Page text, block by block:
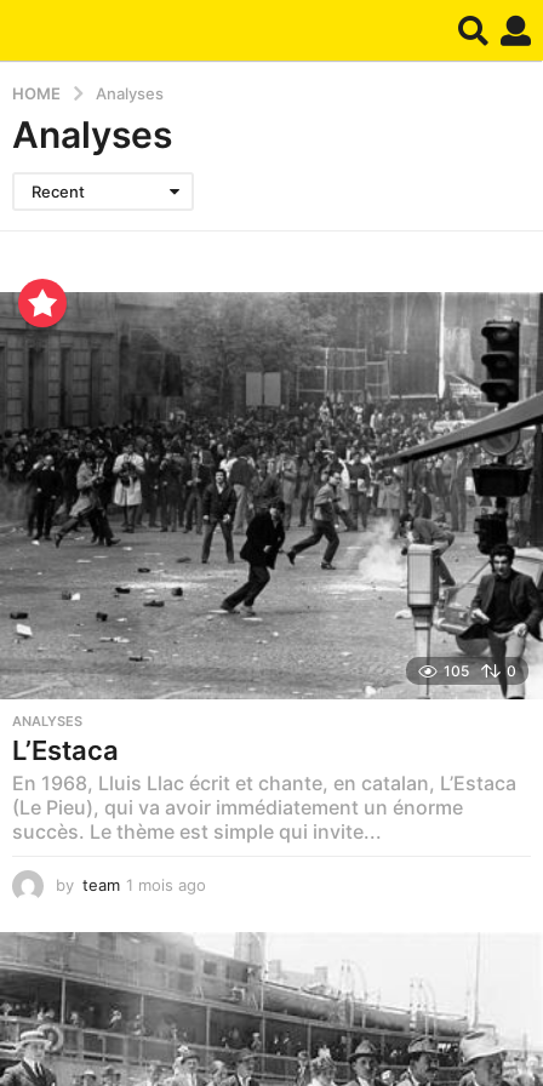
HOME Analyses
Analyses
Recent
105 0
ANALYSES
L’Estaca
En 1968, Lluis Llac écrit et chante, en catalan, L’Estaca
(Le Pieu), qui va avoir immédiatement un énorme
succès. Le thème est simple qui invite...
by team 1 mois ago
i
s
a
g
o